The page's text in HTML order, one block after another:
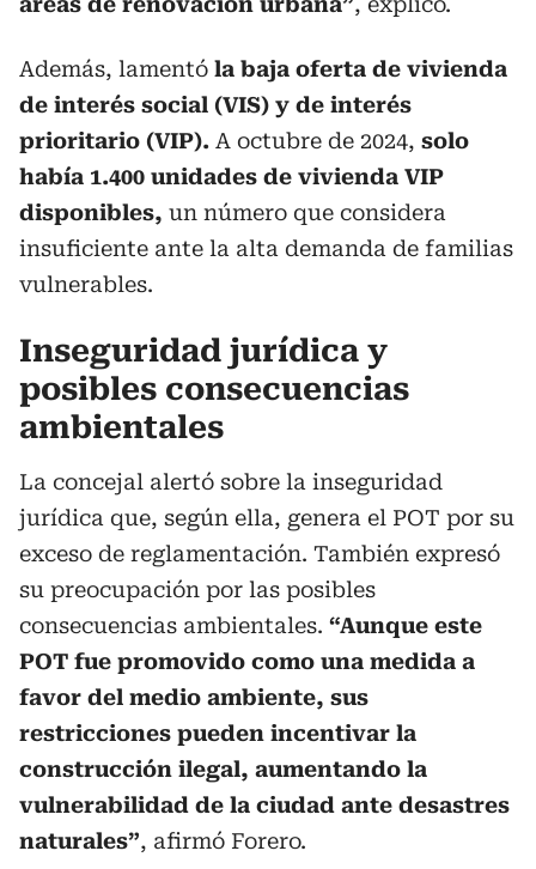
Además, lamentó la baja oferta de vivienda
de interés social (VIS) y de interés
prioritario (VIP). A octubre de 2024, solo
había 1.400 unidades de vivienda VIP
disponibles, un número que considera
insuficiente ante la alta demanda de familias
vulnerables.
Inseguridad jurídica y
posibles consecuencias
ambientales
La concejal alertó sobre la inseguridad
jurídica que, según ella, genera el POT por su
exceso de reglamentación. También expresó
su preocupación por las posibles
consecuencias ambientales. “Aunque este
POT fue promovido como una medida a
favor del medio ambiente, sus
restricciones pueden incentivar la
construcción ilegal, aumentando la
vulnerabilidad de la ciudad ante desastres
naturales”, afirmó Forero.